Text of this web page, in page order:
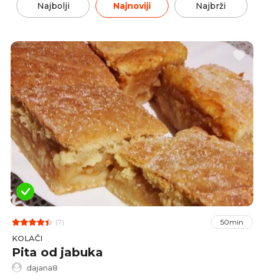
Najbolji Najnoviji Najbrži
(7) 50min
KOLAČI
Pita od jabuka
dajana8